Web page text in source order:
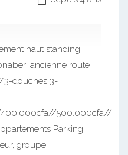
haut standing
ancienne route
3-douches 3-
500.000cfa//
Parking
groupe